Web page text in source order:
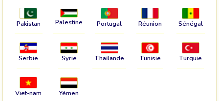
Pakistan Palestine Portugal Réunion Sénégal
Serbie Syrie Thaïlande Tunisie Turquie
Viet-nam Yémen